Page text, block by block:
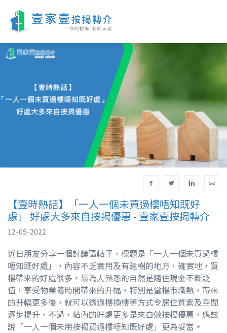
【壹時熱話】「一人一個未買過樓唔知既好
處」 好處大多來自按揭優惠 - 壹家壹按揭轉介
12-05-2022
近日朋友分享一個討論區帖子，標題是「一人一個未買過樓
唔知既好處」，內容不乏實用及有建樹的地方，確實地，買
樓帶來的好處很多，最為人熟悉的自然是隨住現金不斷貶
值，享受物業隨時間帶來的升幅，特別是當樓市熾熱，帶來
的升幅更多後，就可以透過樓換樓等方式令居住質素及空間
逐步提升，不過，帖內的好處更多是來自做按揭優惠，應該
說「一人一個未用按揭買過樓唔知既好處」更為妥當。